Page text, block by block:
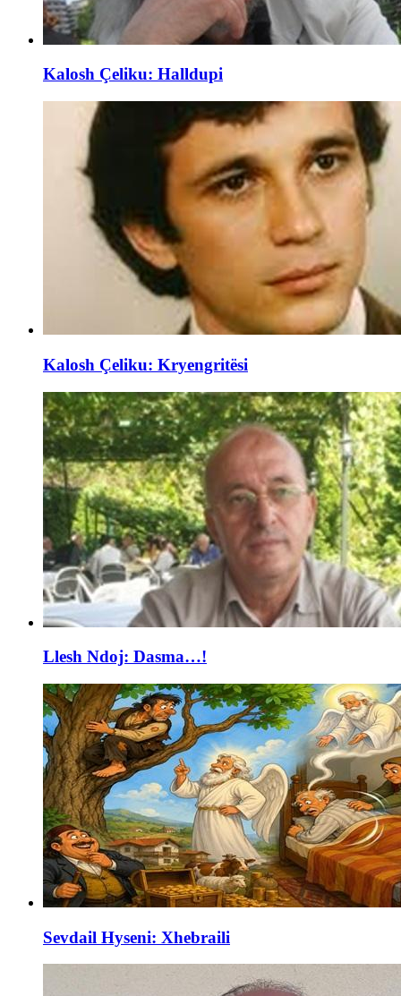
Kalosh Çeliku: Halldupi
Kalosh Çeliku: Kryengritësi
Llesh Ndoj: Dasma…!
Sevdail Hyseni: Xhebraili